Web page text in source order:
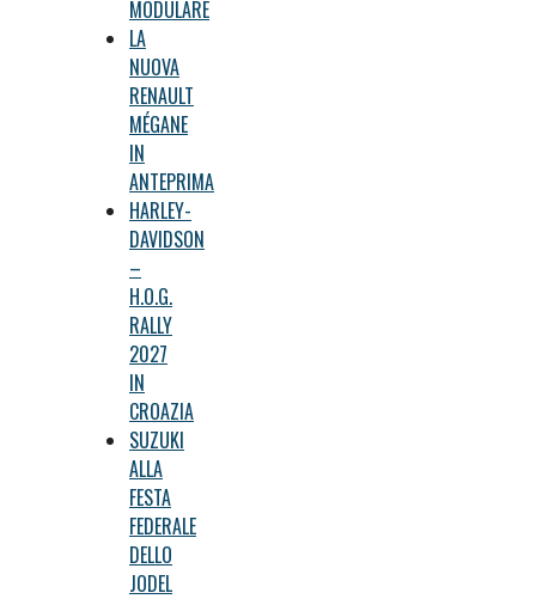
MODULARE
LA
NUOVA
RENAULT
MÉGANE
IN
ANTEPRIMA
HARLEY-
DAVIDSON
–
H.O.G.
RALLY
2027
IN
CROAZIA
SUZUKI
ALLA
FESTA
FEDERALE
DELLO
JODEL